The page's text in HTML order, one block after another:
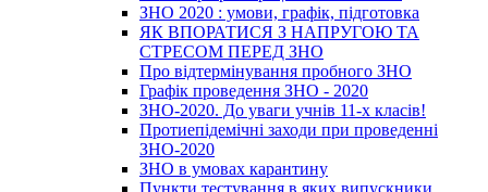
ЗНО 2020 : умови, графік, підготовка
ЯК ВПОРАТИСЯ З НАПРУГОЮ ТА
СТРЕСОМ ПЕРЕД ЗНО
Про відтермінування пробного ЗНО
Графік проведення ЗНО - 2020
ЗНО-2020. До уваги учнів 11-х класів!
Протиепідемічні заходи при проведенні
ЗНО-2020
ЗНО в умовах карантину
Пункти тестування в яких випускники